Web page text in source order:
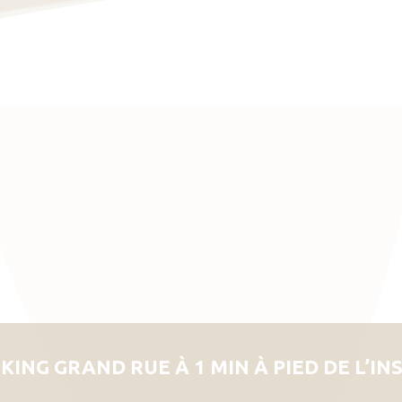
GRAND RUE À 1 MIN À PIED DE